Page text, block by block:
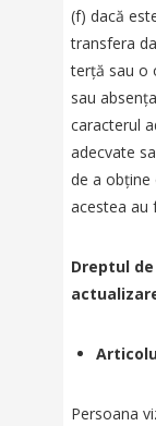
(f) dacă
transfera
terță sau o
sau
caracterul
adecvate
de a obține
acestea au
Dreptul
Persoana